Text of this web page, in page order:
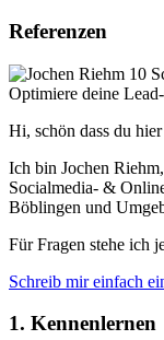
Referenzen
Hi, schön dass du
Ich bin Jochen
Socialmedia- &
Böblingen und
Für Fragen stehe ich
Schreib mir einfach
1. Kennenlernen